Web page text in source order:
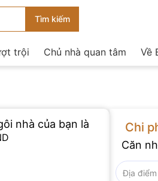
trội Chủ nhà quan tâm Về
nhà của bạn là Chi
Căn